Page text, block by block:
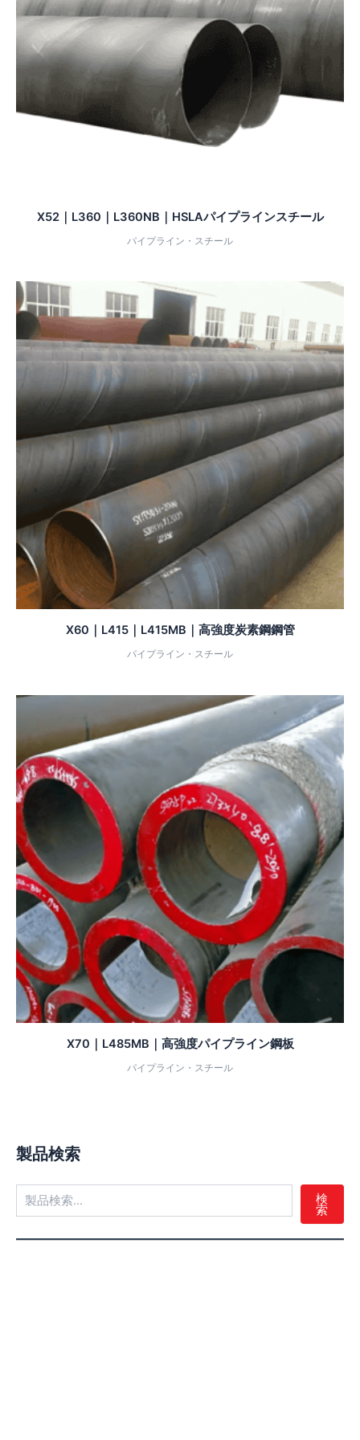
製品検索
検
索
X52｜L360｜L360NB｜HSLAパイプラインスチール
パイプライン・スチール
X60｜L415｜L415MB｜高強度炭素鋼鋼管
パイプライン・スチール
X70｜L485MB｜高強度パイプライン鋼板
パイプライン・スチール